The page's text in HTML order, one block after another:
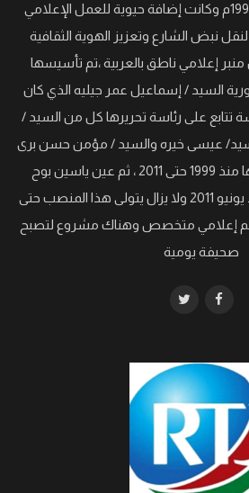
في الـ 7 من شهر مايو 1997م وكانت إضافة حيوية للعمل الإعلامي
نبض الشارع وتعزيز الهوية الثقافية
منبر إعلامي ناطق بالعربية ،تم تأسيسها
السيد / إسماعيل عمر جيليه الذي كان
تتابع على رئاسة تحريرها كل من السيد /
عيسى خيره والسيد / مؤمن حسن برى
الذي تولى رئاسة تحريرها منذ 1999 حتى 2011 ، ثم عين ياسين بوح
عبدالله مديرا للجريدة منذ يونيو 2011 ولا يزال يتولى هذا المنصب حتى
إعلامي متخصص وهناك مشروع لتصبح
صحيفة يومية